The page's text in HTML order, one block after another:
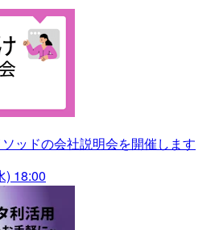
ソッドの会社説明会を開催します
) 18:00